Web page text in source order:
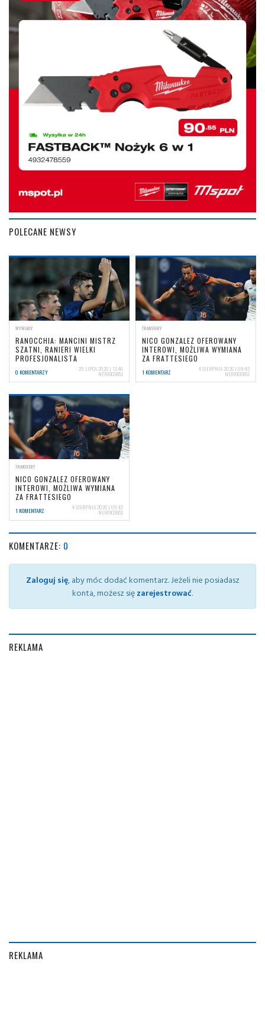
POLECANE NEWSY
WYWIADY
RANOCCHIA: MANCINI MISTRZ
SZATNI, RANIERI WIELKI
PROFESJONALISTA
0 KOMENTARZY 29 LIPCA 2026 | 12:46
NERIOCORSI
TRANSFERY
NICO GONZALEZ OFEROWANY
INTEROWI, MOŻLIWA WYMIANA
ZA FRATTESIEGO
1 KOMENTARZ 4 SIERPNIA 2026 | 09:42
NERIOCORSI
TRANSFERY
NICO GONZALEZ OFEROWANY
INTEROWI, MOŻLIWA WYMIANA
ZA FRATTESIEGO
1 KOMENTARZ 4 SIERPNIA 2026 | 09:42
NERIOCORSI
KOMENTARZE: 0
Zaloguj się, aby móc dodać komentarz. Jeżeli nie posiadasz
konta, możesz sięzarejestrować.
REKLAMA
REKLAMA